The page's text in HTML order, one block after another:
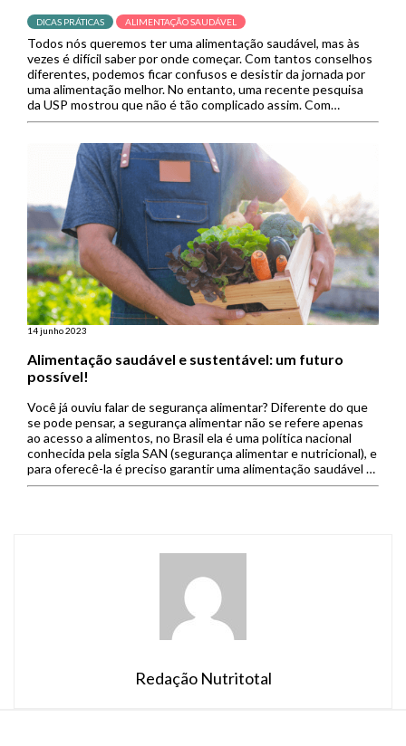
DICAS PRÁTICAS ALIMENTAÇÃO SAUDÁVEL
Todos nós queremos ter uma alimentação saudável, mas às
vezes é difícil saber por onde começar. Com tantos conselhos
diferentes, podemos ficar confusos e desistir da jornada por
uma alimentação melhor. No entanto, uma recente pesquisa
da USP mostrou que não é tão complicado assim. Com
algumas mudanças fáceis, os autores mostraram que é
14 junho 2023
Alimentação saudável e sustentável: um futuro
possível!
Você já ouviu falar de segurança alimentar? Diferente do que
se pode pensar, a segurança alimentar não se refere apenas
ao acesso a alimentos, no Brasil ela é uma política nacional
conhecida pela sigla SAN (segurança alimentar e nutricional), e
para oferecê-la é preciso garantir uma alimentação saudável e
sustentável, além de respeitar a diversidade […]
Redação Nutritotal